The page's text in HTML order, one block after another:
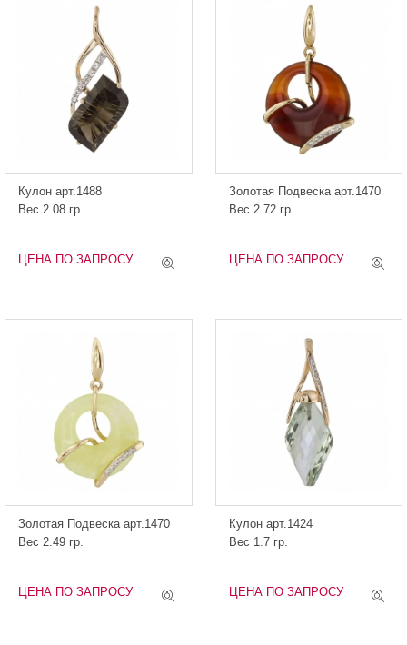
Кулон арт.1488
Вес 2.08 гр.
ЦЕНА ПО ЗАПРОСУ
Золотая Подвеска арт.1470
Вес 2.72 гр.
ЦЕНА ПО ЗАПРОСУ
Золотая Подвеска арт.1470
Вес 2.49 гр.
ЦЕНА ПО ЗАПРОСУ
Кулон арт.1424
Вес 1.7 гр.
ЦЕНА ПО ЗАПРОСУ